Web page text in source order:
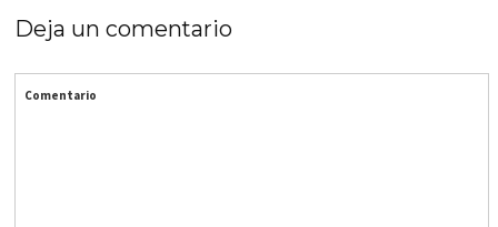
Deja un comentario
Comentario